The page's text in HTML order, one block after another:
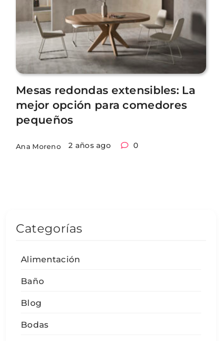
Mesas redondas extensibles: La
mejor opción para comedores
pequeños
Ana Moreno 2 años ago 0
Categorías
Alimentación
Baño
Blog
Bodas